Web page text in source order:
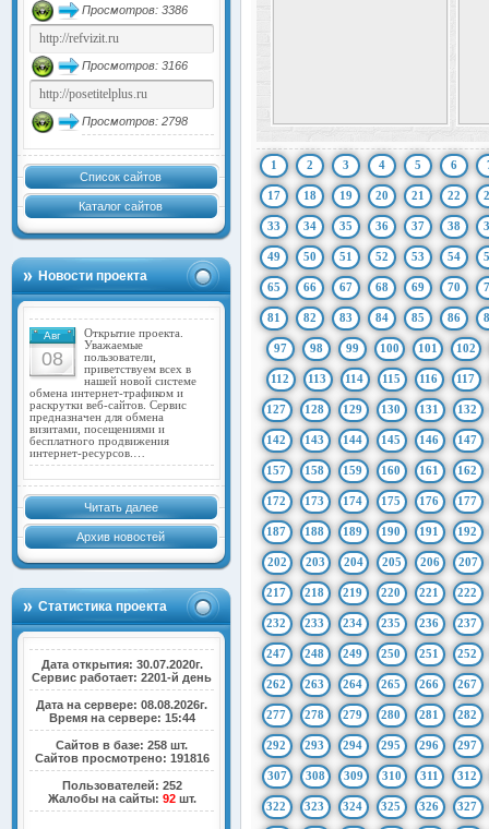
Просмотров: 3386
Просмотров: 3166
Просмотров: 2798
Список сайтов
Каталог сайтов
Новости проекта
Авг
08
Открытие проекта.
Уважаемые
пользователи,
приветствуем всех в
нашей новой системе
обмена интернет-трафиком и
раскрутки веб-сайтов. Сервис
предназначен для обмена
визитами, посещениями и
бесплатного продвижения
интернет-ресурсов.…
Читать далее
Архив новостей
Статистика проекта
Дата открытия: 30.07.2020г.
Сервис работает: 2201-й день
Дата на сервере: 08.08.2026г.
Время на сервере: 15:44
Сайтов в базе: 258 шт.
Сайтов просмотрено: 191816
Пользователей: 252
Жалобы на сайты: 92шт.
1 2 3 4 5 6
17 18 19 20 21 22
33 34 35 36 37 38
49 50 51 52 53 54
65 66 67 68 69 70
81 82 83 84 85 86
97 98 99 100 101 102
112 113 114 115 116 117
127 128 129 130 131 132
142 143 144 145 146 147
157 158 159 160 161 162
172 173 174 175 176 177
187 188 189 190 191 192
202 203 204 205 206 207
217 218 219 220 221 222
232 233 234 235 236 237
247 248 249 250 251 252
262 263 264 265 266 267
277 278 279 280 281 282
292 293 294 295 296 297
307 308 309 310 311 312
322 323 324 325 326 327